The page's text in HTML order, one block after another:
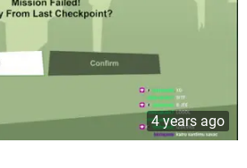
4 years ago